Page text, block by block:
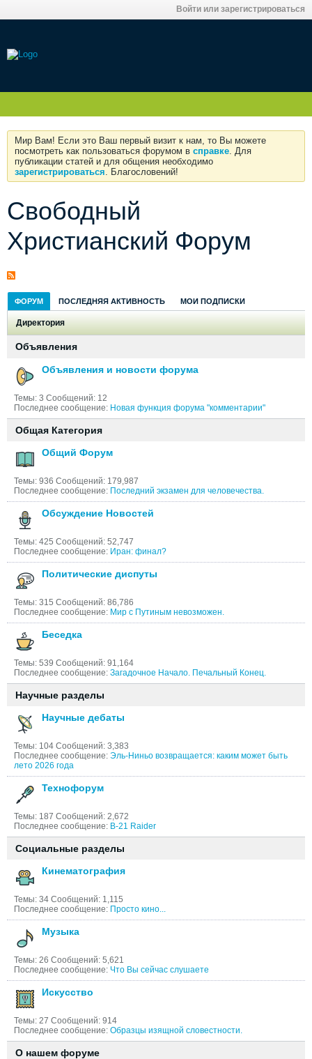
Войти или зарегистрироваться
Мир Вам! Если это Ваш первый визит к нам, то Вы можете
посмотреть как пользоваться форумом в справке. Для
публикации статей и для общения необходимо
зарегистрироваться. Благословений!
Свободный
Христианский Форум
ФОРУМ ПОСЛЕДНЯЯ АКТИВНОСТЬ МОИ ПОДПИСКИ
Директория
Объявления
Объявления и новости форума
Темы: 3 Сообщений: 12
Последнее сообщение: Новая функция форума "комментарии"
Общая Категория
Общий Форум
Темы: 936 Сообщений: 179,987
Последнее сообщение: Последний экзамен для человечества.
Обсуждение Новостей
Темы: 425 Сообщений: 52,747
Последнее сообщение: Иран: финал?
Политические диспуты
Темы: 315 Сообщений: 86,786
Последнее сообщение: Мир с Путиным невозможен.
Беседка
Темы: 539 Сообщений: 91,164
Последнее сообщение: Загадочное Начало. Печальный Конец.
Научные разделы
Научные дебаты
Темы: 104 Сообщений: 3,383
Последнее сообщение: Эль-Ниньо возвращается: каким может быть
лето 2026 года
Технофорум
Темы: 187 Сообщений: 2,672
Последнее сообщение: B-21 Raider
Социальные разделы
Кинематография
Темы: 34 Сообщений: 1,115
Последнее сообщение: Просто кино...
Музыка
Темы: 26 Сообщений: 5,621
Последнее сообщение: Что Вы сейчас слушаете
Искусство
Темы: 27 Сообщений: 914
Последнее сообщение: Образцы изящной словестности.
О нашем форуме